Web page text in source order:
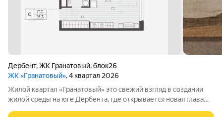
Дербент,ЖК Гранатовый,блок26
ЖК «Гранатовый», 4 квартал 2026
Жилой квартал «Гранатовый» это свежий взгляд в создании
жилой среды на юге Дербента, где открывается новая глава